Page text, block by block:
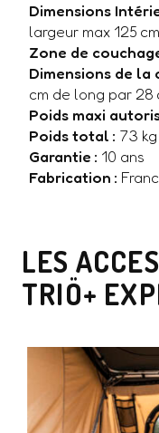
Dimensions
largeur max 125
Zone de
Dimensions de la
cm de long par
Poids maxi
Poids total : 73
Garantie : 10 ans
Fabrication :
LES
TRIÖ+